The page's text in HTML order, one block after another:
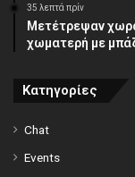
35 λεπτά πρίν
Μετέτρεψαν
χωματερή με
Κατηγορίες
Chat
Events